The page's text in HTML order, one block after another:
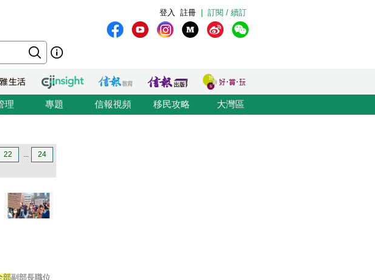
訂閱 / 續訂
註冊
登入
理 專題 信報視頻 移民攻略 大灣區
22 ... 24
部副部長職位